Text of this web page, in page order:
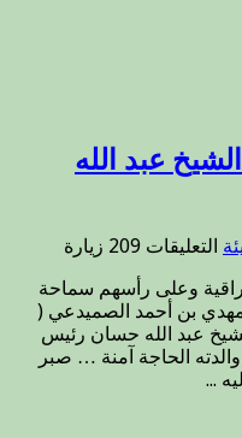
عبد الله
التعليقات على
الافتاء
العراقية
تعزي
الشيخ
209 زيارة
وعلى رأسهم سماحة
مهدي بن أحمد الصميدعي (
عبد الله حسان رئيس
الحاجة آمنة … صبر
...